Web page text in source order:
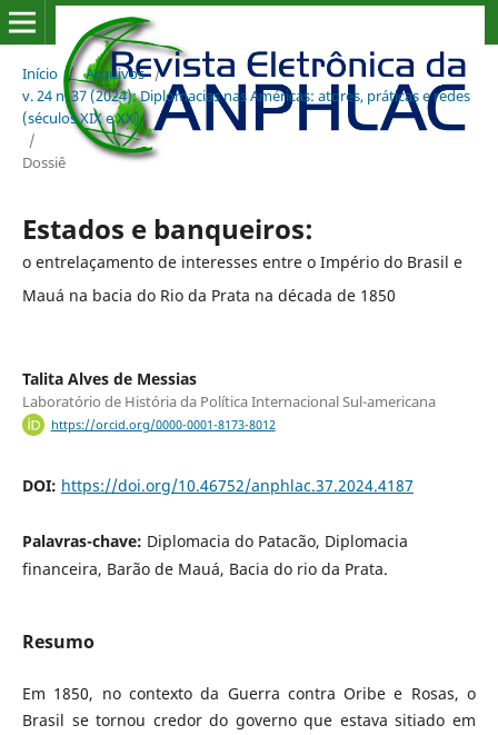
Início / Arquivos /
v. 24 n. 37 (2024): Diplomacias nas Américas: atores, práticas e redes
(séculos XIX e XX)
/
Dossiê
Estados e banqueiros:
o entrelaçamento de interesses entre o Império do Brasil e
Mauá na bacia do Rio da Prata na década de 1850
Talita Alves de Messias
Laboratório de História da Política Internacional Sul-americana
https://orcid.org/0000-0001-8173-8012
DOI: https://doi.org/10.46752/anphlac.37.2024.4187
Palavras-chave: Diplomacia do Patacão, Diplomacia
financeira, Barão de Mauá, Bacia do rio da Prata.
Resumo
Em 1850, no contexto da Guerra contra Oribe e Rosas, o
Brasil se tornou credor do governo que estava sitiado em